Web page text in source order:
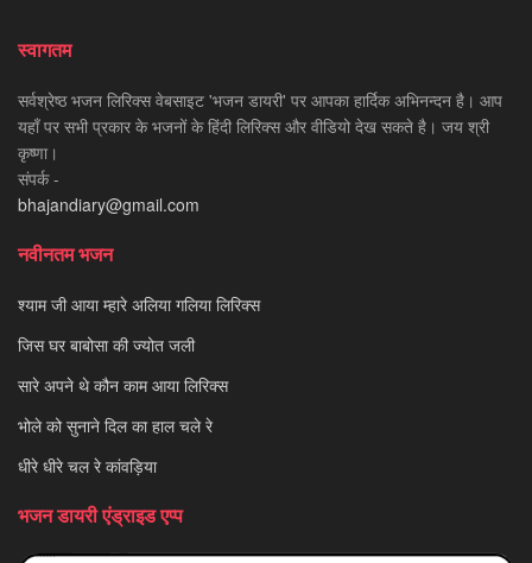
स्वागतम
सर्वश्रेष्ठ भजन लिरिक्स वेबसाइट 'भजन डायरी' पर आपका हार्दिक अभिनन्दन है। आप
यहाँ पर सभी प्रकार के भजनों के हिंदी लिरिक्स और वीडियो देख सकते है। जय श्री
कृष्णा।
संपर्क -
bhajandiary@gmail.com
नवीनतम भजन
श्याम जी आया म्हारे अलिया गलिया लिरिक्स
जिस घर बाबोसा की ज्योत जली
सारे अपने थे कौन काम आया लिरिक्स
भोले को सुनाने दिल का हाल चले रे
धीरे धीरे चल रे कांवड़िया
भजन डायरी एंड्राइड एप्प